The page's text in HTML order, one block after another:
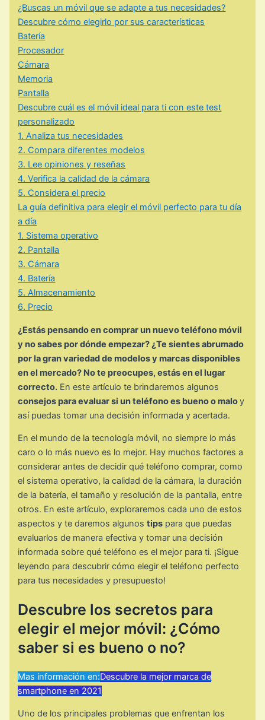
¿Buscas un móvil que se adapte a tus necesidades?
Descubre cómo elegirlo por sus características
Batería
Procesador
Cámara
Memoria
Pantalla
Descubre cuál es el móvil ideal para ti con este test
personalizado
1. Analiza tus necesidades
2. Compara diferentes modelos
3. Lee opiniones y reseñas
4. Verifica la calidad de la cámara
5. Considera el precio
La guía definitiva para elegir el móvil perfecto para tu día
a día
1. Sistema operativo
2. Pantalla
3. Cámara
4. Batería
5. Almacenamiento
6. Precio
¿Estás pensando en comprar un nuevo teléfono móvil
y no sabes por dónde empezar? ¿Te sientes abrumado
por la gran variedad de modelos y marcas disponibles
en el mercado? No te preocupes, estás en el lugar
correcto. En este artículo te brindaremos algunos
consejos para evaluar si un teléfono es bueno o maloy
así puedas tomar una decisión informada y acertada.
En el mundo de la tecnología móvil, no siempre lo más
caro o lo más nuevo es lo mejor. Hay muchos factores a
considerar antes de decidir qué teléfono comprar, como
el sistema operativo, la calidad de la cámara, la duración
de la batería, el tamaño y resolución de la pantalla, entre
otros. En este artículo, exploraremos cada uno de estos
aspectos y te daremos algunostips para que puedas
evaluarlos de manera efectiva y tomar una decisión
informada sobre qué teléfono es el mejor para ti. ¡Sigue
leyendo para descubrir cómo elegir el teléfono perfecto
para tus necesidades y presupuesto!
Descubre los secretos para
elegir el mejor móvil: ¿Cómo
saber si es bueno o no?
Mas información en:Descubre la mejor marca de
smartphone en 2021
Uno de los principales problemas que enfrentan los